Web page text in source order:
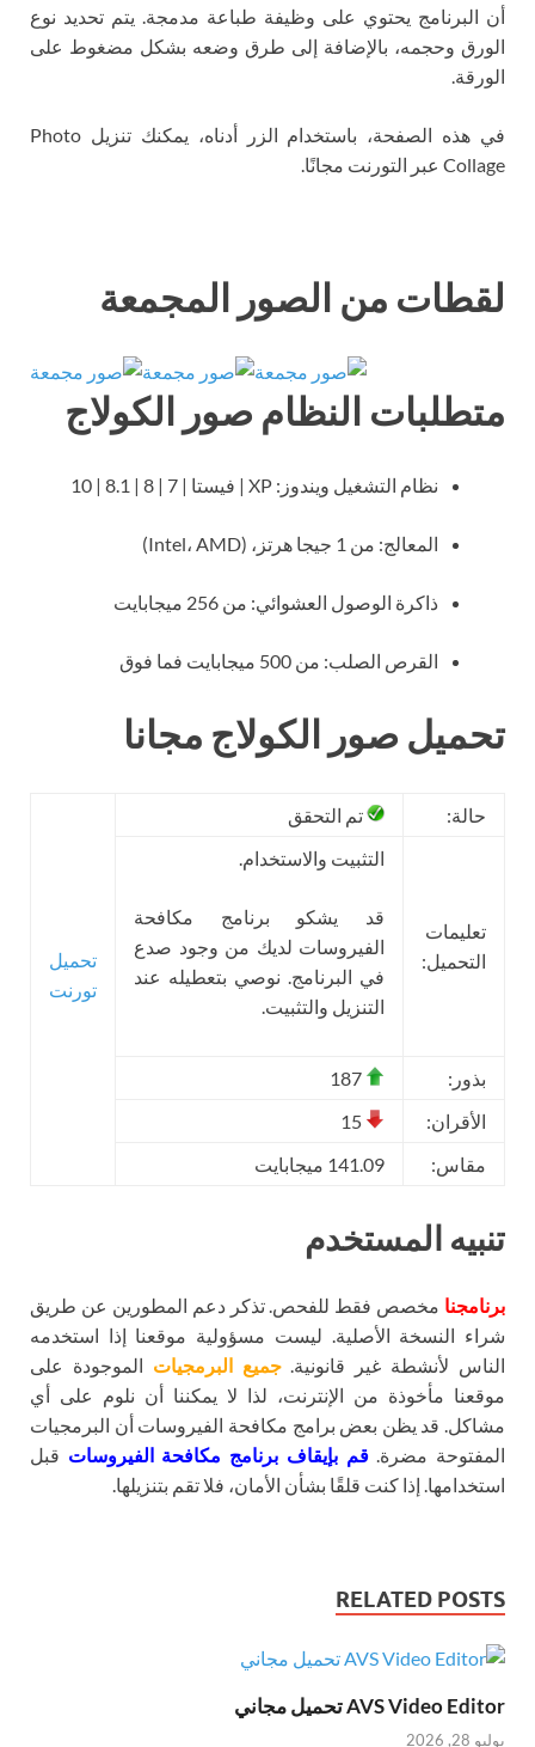
أن البرنامج يحتوي على وظيفة طباعة مدمجة. يتم تحديد نوع
الورق وحجمه، بالإضافة إلى طرق وضعه بشكل مضغوط على
الورقة.
في هذه الصفحة، باستخدام الزر أدناه، يمكنك تنزيل Photo
Collage عبر التورنت مجانًا.
لقطات من الصور المجمعة
متطلبات النظام صور الكولاج
نظام التشغيل ويندوز: XP | فيستا | 7 | 8 | 8.1 | 10
المعالج: من 1 جيجا هرتز، (Intel، AMD)
ذاكرة الوصول العشوائي: من 256 ميجابايت
القرص الصلب: من 500 ميجابايت فما فوق
تحميل صور الكولاج مجانا
حالة: تم التحقق
تحميل
تورنت
تعليمات
التحميل:
التثبيت والاستخدام.
قد يشكو برنامج مكافحة
الفيروسات لديك من وجود صدع
في البرنامج. نوصي بتعطيله عند
التنزيل والتثبيت.
بذور:
الأقران:
مقاس:
141.09 ميجابايت
تنبيه المستخدم
برنامجنا مخصص فقط للفحص. تذكر دعم المطورين عن طريق
شراء النسخة الأصلية. ليست مسؤولية موقعنا إذا استخدمه
الناس لأنشطة غير قانونية.جميع البرمجيات الموجودة على
موقعنا مأخوذة من الإنترنت، لذا لا يمكننا أن نلوم على أي
مشاكل. قد يظن بعض برامج مكافحة الفيروسات أن البرمجيات
المفتوحة مضرة.قم بإيقاف برنامج مكافحة الفيروسات قبل
استخدامها. إذا كنت قلقًا بشأن الأمان، فلا تقم بتنزيلها.
RELATED POSTS
AVS Video Editor تحميل مجاني
يوليو 28, 2026